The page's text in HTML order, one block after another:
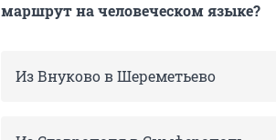
маршрут на человеческом языке?
Из Внуково в Шереметьево